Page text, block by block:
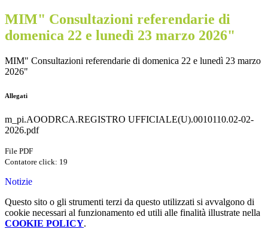
MIM" Consultazioni referendarie di
domenica 22 e lunedì 23 marzo 2026"
MIM" Consultazioni referendarie di domenica 22 e lunedì 23 marzo
2026"
Allegati
m_pi.AOODRCA.REGISTRO UFFICIALE(U).0010110.02-02-
2026.pdf
File PDF
Contatore click: 19
Notizie
Questo sito o gli strumenti terzi da questo utilizzati si avvalgono di
cookie necessari al funzionamento ed utili alle finalità illustrate nella
COOKIE POLICY.